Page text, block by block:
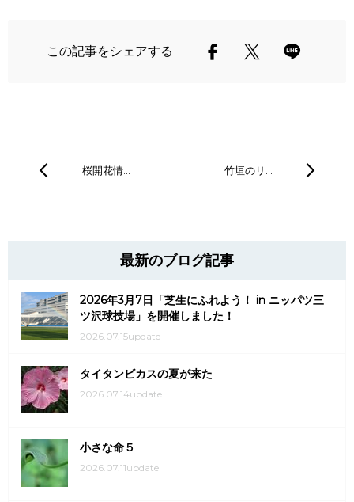
この記事をシェアする
桜開花情… 竹垣のリ…
最新のブログ記事
2026年3月7日「芝生にふれよう！ in ニッパツ三
ツ沢球技場」を開催しました！
2026.07.15update
タイタンビカスの夏が来た
2026.07.14update
小さな命５
2026.07.11update